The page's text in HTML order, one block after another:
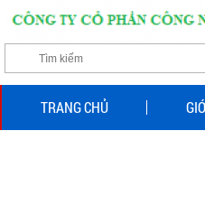
TRANG CHỦ